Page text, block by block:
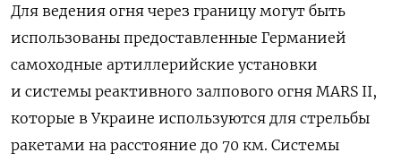
Для ведения огня через границу могут быть
использованы предоставленные Германией
самоходные артиллерийские установки
и системы реактивного залпового огня MARS II,
которые в Украине используются для стрельбы
ракетами на расстояние до 70 км. Системы